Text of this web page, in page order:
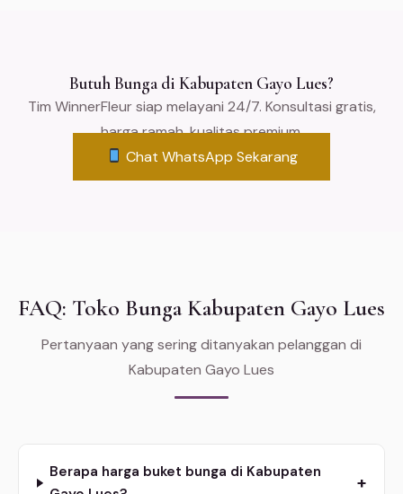
Butuh Bunga di Kabupaten Gayo Lues?
Tim WinnerFleur siap melayani 24/7. Konsultasi gratis,
harga ramah, kualitas premium.
Chat WhatsApp Sekarang
FAQ: Toko Bunga Kabupaten Gayo Lues
Pertanyaan yang sering ditanyakan pelanggan di
Kabupaten Gayo Lues
Berapa harga buket bunga di Kabupaten
+